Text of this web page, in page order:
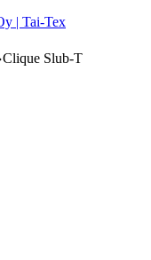
Clique Slub-T